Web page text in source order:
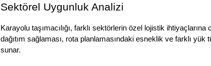
Sektörel Uygunluk Analizi
Karayolu taşımacılığı, farklı sektörlerin özel lojistik
dağıtım sağlaması, rota planlamasındaki esneklik ve farklı
sunar.